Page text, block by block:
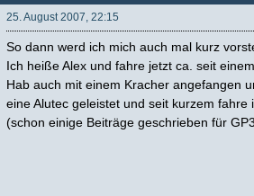
25. August 2007, 22:15
So dann werd ich mich auch mal kurz
Ich heiße Alex und fahre jetzt ca. seit
Hab auch mit einem Kracher angefangen
eine Alutec geleistet und seit kurzem fahre
(schon einige Beiträge geschrieben für